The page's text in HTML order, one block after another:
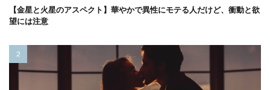
【金星と火星のアスペクト】華やかで異性にモテる人だけど、衝動と欲
望には注意